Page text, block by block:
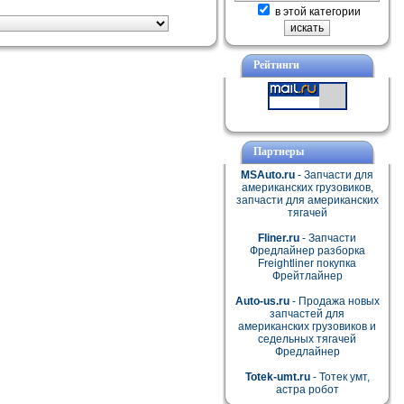
в этой категории
Рейтинги
Партнеры
MSAuto.ru - Запчасти для
американских грузовиков,
запчасти для американских
тягачей
Fliner.ru - Запчасти
Фредлайнер разборка
Freightliner покупка
Фрейтлайнер
Auto-us.ru- Продажа новых
запчастей для
американских грузовиков и
седельных тягачей
Фредлайнер
Totek-umt.ru- Тотек умт,
астра робот